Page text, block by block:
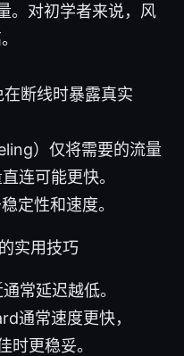
。对初学者来说，风
断线时暴露真实
）仅将需要的流量
连可能更快。
定性和速度。
实用技巧
常延迟越低。
通常速度更快，
时更稳妥。